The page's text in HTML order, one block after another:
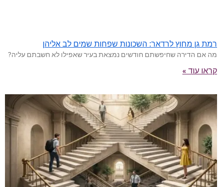
רמת גן מחוץ לרדאר: השכונות שפחות שמים לב אליהן
מה אם הדירה שחיפשתם חודשים נמצאת בעיר שאפילו לא חשבתם עליה?
קראו עוד »